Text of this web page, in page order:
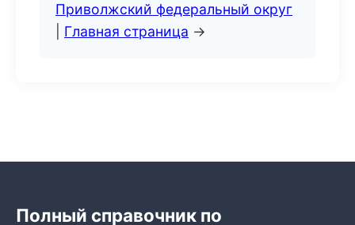
Приволжский федеральный округ
Главная страница →
Полный справочник по